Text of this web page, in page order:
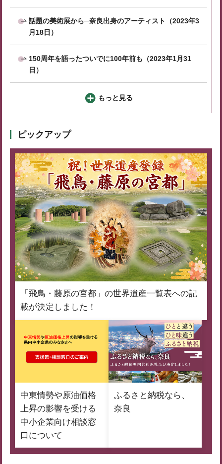
話題の美術展から─奈良出身のアーティスト（2023年3
月18日）
150周年を語ったついでに100年前も（2023年1月31
日）
もっと見る
ピックアップ
「飛鳥・藤原の宮都」の世界遺産一覧表への記
載が決定しました！
中東情勢や原油価格
上昇の影響を受ける
中小企業向け相談窓
口について
ふるさと納税なら、
奈良